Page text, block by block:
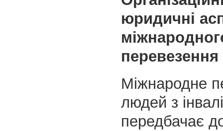
юридичні
перевезення
Міжнародне
людей з
передбачає